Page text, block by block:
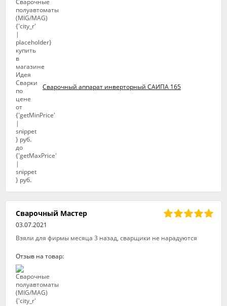
Сварочный аппарат инверторный САИПА 165
Сварочный Мастер
03.07.2021
Взяли для фирмы месяца 3 назад, сварщики не нарадуются
Отзыв на товар: